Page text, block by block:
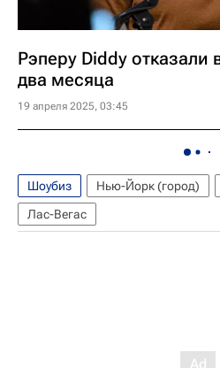
Рэперу Diddy отказали
два месяца
19 апреля 2025, 03:45
Шоубиз Нью-Йорк (город)
Лас-Вегас